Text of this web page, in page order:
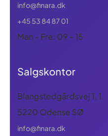
info@finara.dk
+45 53 84 87 01
Man - Fre: 09 - 15
Salgskontor
Blangstedgårdsvej 1, 1.
5220 Odense SØ
info@finara.dk